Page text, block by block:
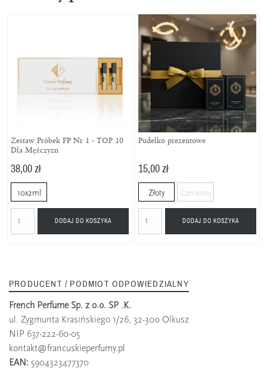
Zestaw Próbek FP Nr 1 - TOP 10
Dla Mężczyzn
38,00 zł
10x2ml
DODAJ DO KOSZYKA
Pudełko prezentowe
15,00 zł
Złoty Czerwony
DODAJ DO KOSZYKA
PRODUCENT / PODMIOT ODPOWIEDZIALNY
French Perfume Sp. z o.o. SP .K.
ul. Zygmunta Krasińskiego 1/26, 32-300 Olkusz
NIP 637-222-60-05
kontakt@francuskieperfumy.pl
EAN: 5904323477370